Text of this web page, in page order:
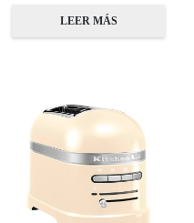
LEER MÁS